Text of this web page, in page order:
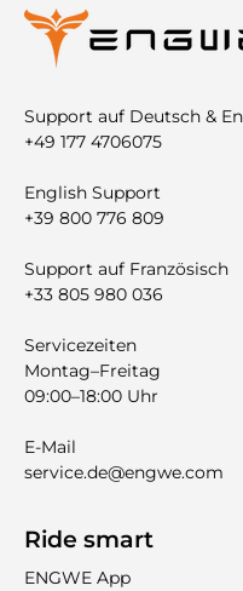
Support auf Deutsch &
+49 177 4706075
English Support
+39 800 776 809
Support auf Französisch
+33 805 980 036
Servicezeiten
Montag–Freitag
09:00–18:00 Uhr
E-Mail
service.de@engwe.com
Ride smart
ENGWE App